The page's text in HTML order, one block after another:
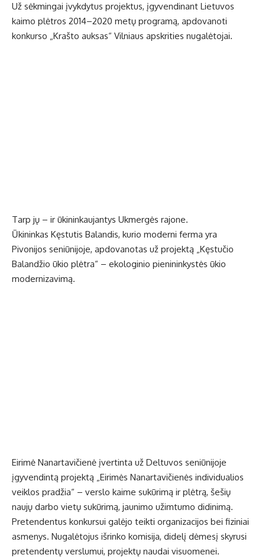
Už sėkmingai įvykdytus projektus, įgyvendinant Lietuvos
kaimo plėtros 2014–2020 metų programą, apdovanoti
konkurso „Krašto auksas“ Vilniaus apskrities nugalėtojai.
Tarp jų – ir ūkininkaujantys Ukmergės rajone.
Ūkininkas Kęstutis Balandis, kurio moderni ferma yra
Pivonijos seniūnijoje, apdovanotas už projektą „Kęstučio
Balandžio ūkio plėtra“ – ekologinio pienininkystės ūkio
modernizavimą.
Eirimė Nanartavičienė įvertinta už Deltuvos seniūnijoje
įgyvendintą projektą „Eirimės Nanartavičienės individualios
veiklos pradžia“ – verslo kaime sukūrimą ir plėtrą, šešių
naujų darbo vietų sukūrimą, jaunimo užimtumo didinimą.
Pretendentus konkursui galėjo teikti organizacijos bei fiziniai
asmenys. Nugalėtojus išrinko komisija, didelį dėmesį skyrusi
pretendentų verslumui, projektų naudai visuomenei.